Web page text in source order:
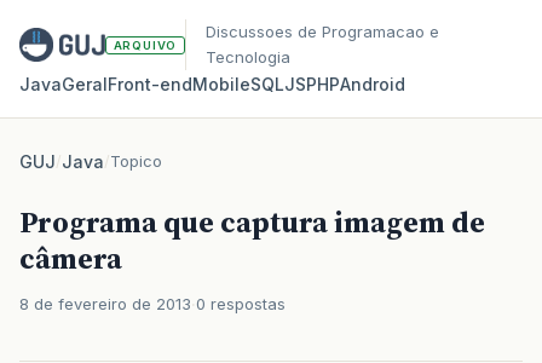
ARQUIVO
Discussoes de Programacao e
Tecnologia
JavaGeralFront‑endMobileSQLJSPHPAndroid
GUJ/Java/Topico
Programa que captura imagem de
câmera
8 de fevereiro de 2013 0 respostas